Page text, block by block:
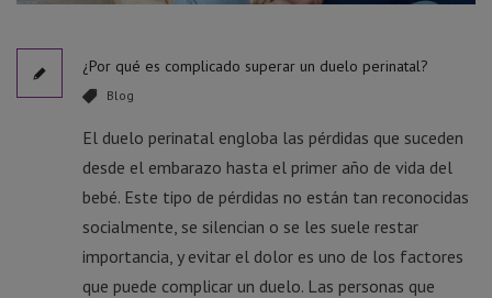
¿Por qué es complicado superar un duelo perinatal?
Blog
El duelo perinatal engloba las pérdidas que suceden
desde el embarazo hasta el primer año de vida del
bebé. Este tipo de pérdidas no están tan reconocidas
socialmente, se silencian o se les suele restar
importancia, y evitar el dolor es uno de los factores
que puede complicar un duelo. Las personas que